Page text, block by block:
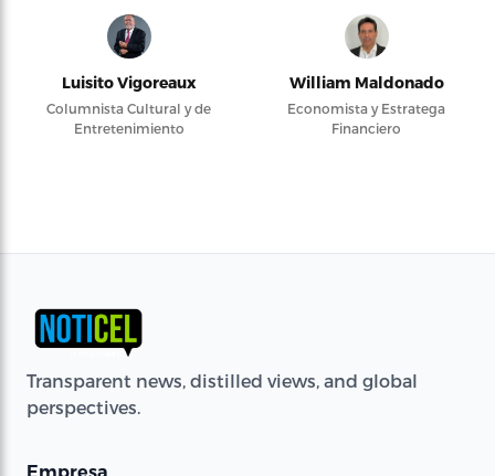
Luisito Vigoreaux
Columnista Cultural y de
Entretenimiento
William Maldonado
Economista y Estratega
Financiero
Transparent news, distilled views, and global
perspectives.